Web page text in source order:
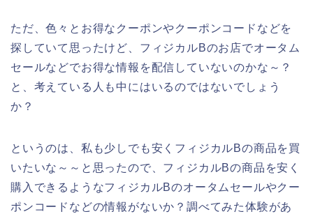
ただ、色々とお得なクーポンやクーポンコードなどを
探していて思ったけど、フィジカルBのお店でオータム
セールなどでお得な情報を配信していないのかな～？
と、考えている人も中にはいるのではないでしょう
か？
というのは、私も少しでも安くフィジカルBの商品を買
いたいな～～と思ったので、フィジカルBの商品を安く
購入できるようなフィジカルBのオータムセールやクー
ポンコードなどの情報がないか？調べてみた体験があ